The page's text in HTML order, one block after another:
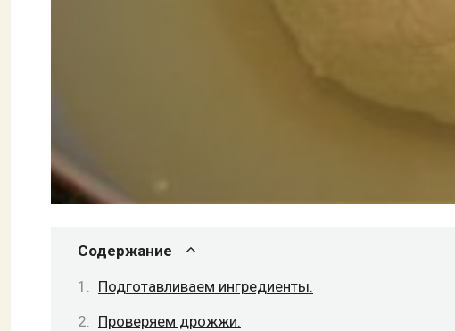
Содержание
Подготавливаем ингредиенты.
Проверяем дрожжи.